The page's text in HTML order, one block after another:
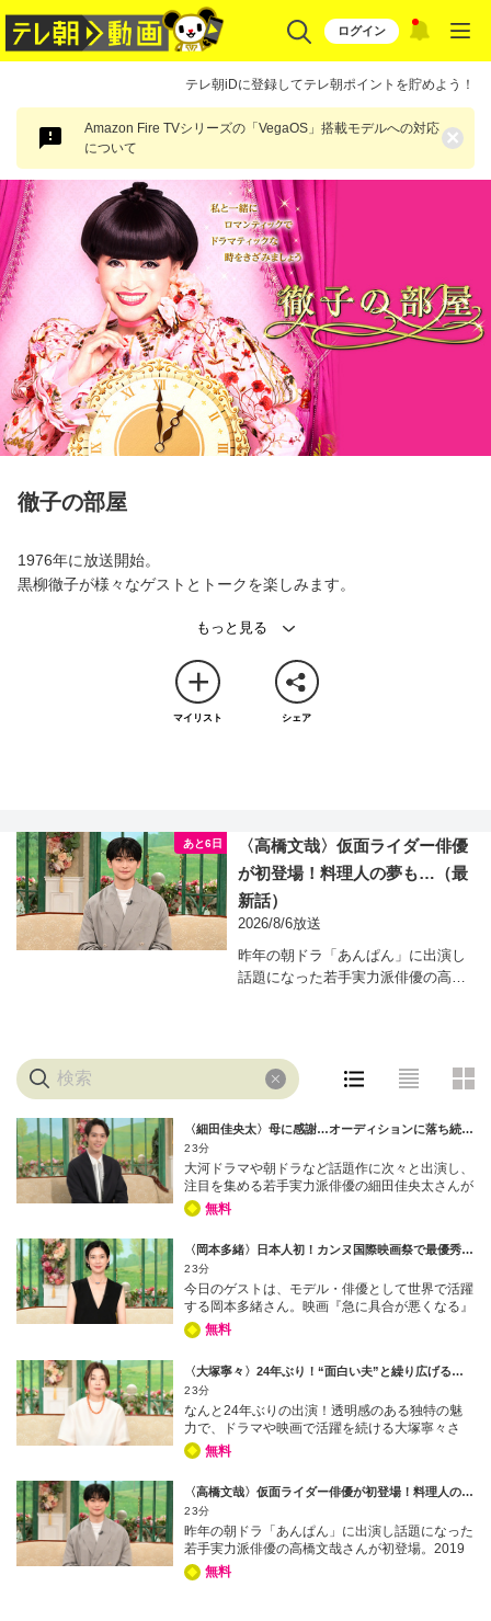
ログイン
テレ朝iDに登録してテレ朝ポイントを貯めよう！
Amazon Fire TVシリーズの「VegaOS」搭載モデルへの対応
について
×
徹子の部屋
1976年に放送開始。
黒柳徹子が様々なゲストとトークを楽しみます。
マイリスト シェア
あと6日
〈高橋文哉〉仮面ライダー俳優
が初登場！料理人の夢も… （最
新話）
2026/8/6放送
昨年の朝ドラ「あんぱん」に出演し
話題になった若手実力派俳優の高橋
し、子どもたちから大人気に！特別
に変身ポーズを披露してもらう一幕
苦労についても伺う。 埼玉県出身で
の影響で幼少期からバレーボールに
励んでいた。母の手伝いをきっかけ
調理科に進み料理人の夢を持ったこ
舞うこともあるそうで…女手一つで
育ててくれた母への感謝の想いを明
送】
〈細田佳央太〉母に感謝…オーディションに落ち続けた日々
23分
大河ドラマや朝ドラなど話題作に次々と出演し、
注目を集める若手実力派俳優の細田佳央太さんが
初登場。昨年の朝ドラ「あんぱん」や大河ドラマ
「どうする家康」への出演で話題を呼んだ細田さ
い」と言い芸能界入りしたという。しかし、子役
時代はオーディションに落ち続ける日々。心が麻
痺し「悔しい」と思うことすらなくなっていた時
期もあったが、高校1年の時に1000人規模のオー
ディションを勝ち抜き、映画の主演に抜擢された
ことで人生が大きく変わったと語る。そんな細田
番組では、しつけに厳しかった母とのエピソード
や、中学2年生までサンタクロースを信じていた
という意外な素顔も明かされる。 出演者：黒柳
徹子 細田佳央太 【毎週月～金曜 ひる13時から
放送】
無料
〈岡本多緒〉日本人初！カンヌ国際映画祭で最優秀女優賞を受賞
23分
今日のゲストは、モデル・俳優として世界で活躍
する岡本多緒さん。映画『急に具合が悪くなる』
で、日本人初となるカンヌ国際映画祭の最優秀女
優賞を受賞する快挙を成し遂げた。パリ、ニュー
ンで活躍するトップモデルだが、幼少期は高身長
がコンプレックスで自分に自信が持てなかったそ
うだ。そんな岡本さんがモデルの世界に飛び込ん
だ思いや、成功への足掛かりとなった20歳での
単身渡仏の決断を振り返る。さらに、俳優へ挑戦
外な動機や、夫への感謝、そして現在妊娠中でま
もなく母になる思いを明かす。お楽しみに！ 出
演者：黒柳徹子 岡本多緒 【毎週月～金曜 ひる1
3時から放送】
無料
〈大塚寧々〉24年ぶり！“面白い夫”と繰り広げる「夫婦バトル」
23分
なんと24年ぶりの出演！透明感のある独特の魅
力で、ドラマや映画で活躍を続ける大塚寧々さ
ん。実は大塚さんは黒柳と小中高が同じ学校で、
自慢の後輩！現在58歳になる大塚さんの初出演
が…!?2002年に結婚した夫は、俳優の田辺誠一
さん。田辺さんはとても面白い夫、独創的な犬の
絵で「画伯」と呼ばれたり、家のあちこちにシー
ルを貼る癖があったり…今年4月に「徹子の部
屋」に出演した田辺さん、奥様への不満（？）を
語っていたが、それは…家庭内で繰り広げられる
無料
〈高橋文哉〉仮面ライダー俳優が初登場！料理人の夢も…
23分
昨年の朝ドラ「あんぱん」に出演し話題になった
若手実力派俳優の高橋文哉さんが初登場。2019
年「仮面ライダーゼロワン」で令和初の仮面ライ
ダーに抜擢されて俳優デビューし、子どもたちか
無料